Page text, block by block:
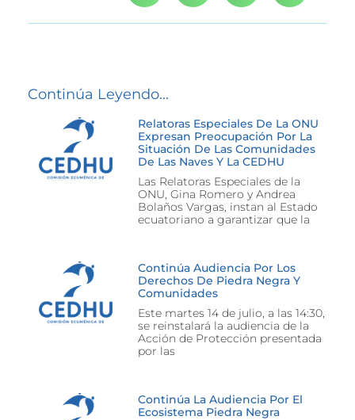
Continúa Leyendo...
Relatoras Especiales De La ONU
Expresan Preocupación Por La
Situación De Las Comunidades
De Las Naves Y La CEDHU
Las Relatoras Especiales de la
ONU, Gina Romero y Andrea
Bolaños Vargas, instan al Estado
ecuatoriano a garantizar que la
Continúa Audiencia Por Los
Derechos De Piedra Negra Y
Comunidades
Este martes 14 de julio, a las 14:30,
se reinstalará la audiencia de la
Acción de Protección presentada
por las
Continúa La Audiencia Por El
Ecosistema Piedra Negra